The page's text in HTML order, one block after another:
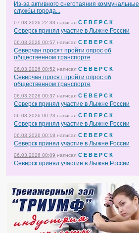
Из-за активного снеготаяния коммунальные
службы города...
07.03.2026 22:33 написал С Е В Е Р С К
Северск принял участие в Лыжне России
06.03.2026 00:57 написал С Е В Е Р С К
Северчан просят пройти опрос об
общественном транспорте
06.03.2026 00:52 написал С Е В Е Р С К
Северчан просят пройти опрос об
общественном транспорте
06.03.2026 00:37 написал С Е В Е Р С К
Северск принял участие в Лыжне России
06.03.2026 00:23 написал С Е В Е Р С К
Северск принял участие в Лыжне России
06.03.2026 00:18 написал С Е В Е Р С К
Северск принял участие в Лыжне России
06.03.2026 00:09 написал С Е В Е Р С К
Северск принял участие в Лыжне России